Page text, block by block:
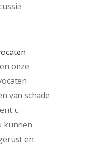
onze
van schade
u
kunnen
en